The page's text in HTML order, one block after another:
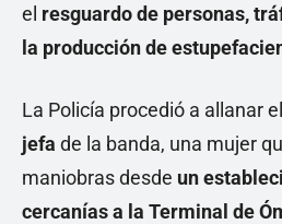
el resguardo de personas,
la producción de
La Policía procedió a allanar el
jefa de la banda, una mujer
maniobras desde un
cercanías a la Terminal de